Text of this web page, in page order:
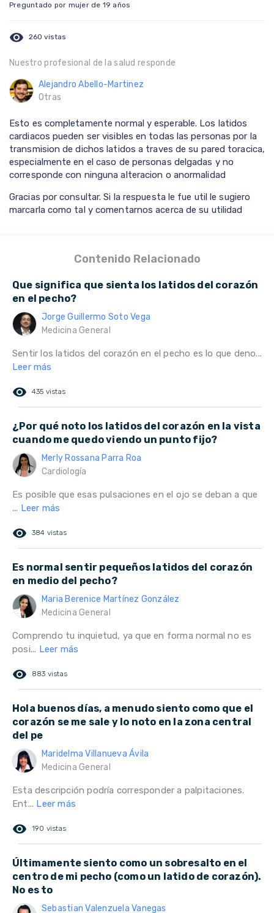
Preguntado por mujer de 19 años
visibility 260 vistas
Nuestro profesional de la salud responde
Alejandro Abello-Martinez
Otras
Esto es completamente normal y esperable. Los latidos
cardiacos pueden ser visibles en todas las personas por la
transmision de dichos latidos a traves de su pared toracica,
especialmente en el caso de personas delgadas y no
corresponde con ninguna alteracion o anormalidad
Gracias por consultar. Si la respuesta le fue util le sugiero
marcarla como tal y comentarnos acerca de su utilidad
Contenido Relacionado
Que significa que sienta los latidos del corazón
en el pecho?
Jorge Guillermo Soto Vega
Medicina General
Sentir los latidos del corazón en el pecho es lo que deno...
Leer más
remove_red_eye 435 vistas
¿Por qué noto los latidos del corazón en la vista
cuando me quedo viendo un punto fijo?
Merly Rossana Parra Roa
Cardiología
Es posible que esas pulsaciones en el ojo se deban a que
... Leer más
remove_red_eye 384 vistas
Es normal sentir pequeños latidos del corazón
en medio del pecho?
Maria Berenice Martínez González
Medicina General
Comprendo tu inquietud, ya que en forma normal no es
posi... Leer más
remove_red_eye 883 vistas
Hola buenos días, a menudo siento como que el
corazón se me sale y lo noto en la zona central
del pe
Maridelma Villanueva Ávila
Medicina General
Esta descripción podría corresponder a palpitaciones.
Ent... Leer más
remove_red_eye 190 vistas
Últimamente siento como un sobresalto en el
centro de mi pecho (como un latido de corazón).
No es to
Sebastian Valenzuela Vanegas